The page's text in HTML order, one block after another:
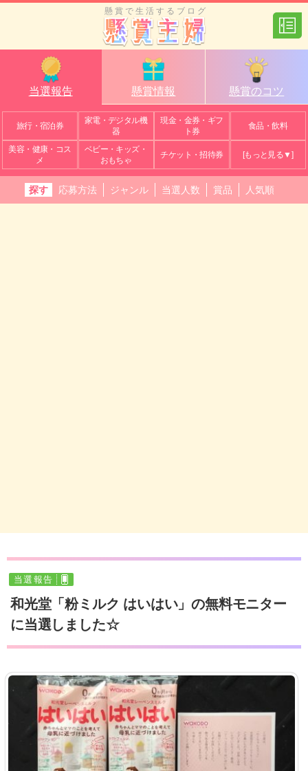
懸賞で生活するブログ
当選報告 懸賞情報 懸賞のコツ
旅行・宿泊券
家電・デジタル機
器
現金・金券・ギフ
ト券
食品・飲料
美容・健康・コス
メ
ベビー・キッズ・
おもちゃ
チケット・招待券 [もっと見る▼]
探す 応募方法 ジャンル 当選人数 賞品 人気順
当選報告
和光堂「粉ミルク はいはい」の無料モニター
に当選しました☆